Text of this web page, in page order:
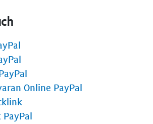
Online PayPal
PayPal